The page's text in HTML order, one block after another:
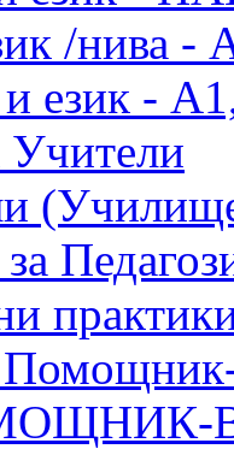
/нива -
език -
Учители